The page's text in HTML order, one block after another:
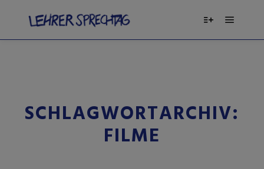
SCHLAGWORTARCHIV:
FILME